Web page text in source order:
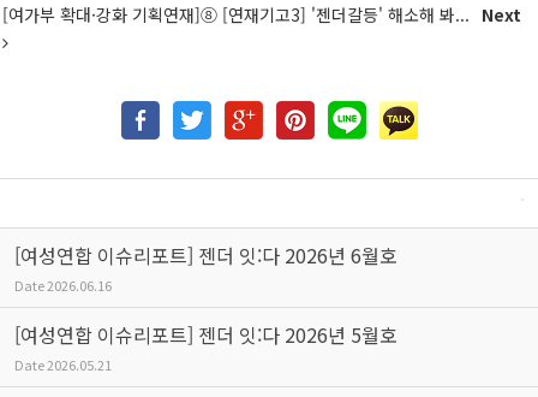
[여가부 확대·강화 기획연재]⑧ [연재기고3] '젠더갈등' 해소해 봐... Next
[여성연합 이슈리포트] 젠더 잇:다 2026년 6월호
Date2026.06.16
[여성연합 이슈리포트] 젠더 잇:다 2026년 5월호
Date2026.05.21